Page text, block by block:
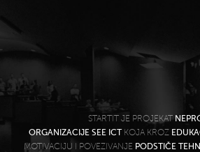
STARTIT JE PROJEKAT
ORGANIZACIJE SEE ICTKOJA KROZ
MOTIVACIJU I POVEZIVANJE PODSTIČE